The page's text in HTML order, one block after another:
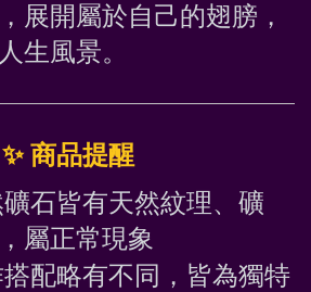
展開屬於自己的翅膀，
生風景。
✨ 商品提醒
石皆有天然紋理、礦
屬正常現象
配略有不同，皆為獨特